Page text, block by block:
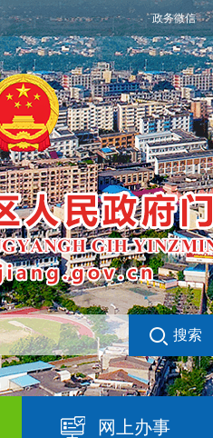
政务微信
搜索
网上办事